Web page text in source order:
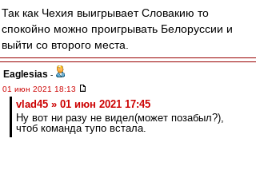
Так как Чехия выигрывает Словакию то
спокойно можно проигрывать Белоруссии и
выйти со второго места.
Eaglesias -
01 июн 2021 18:13
vlad45 » 01 июн 2021 17:45
Ну вот ни разу не видел(может позабыл?),
чтоб команда тупо встала.